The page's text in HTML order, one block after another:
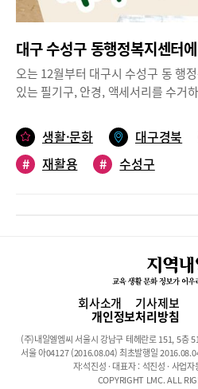
오는 12월부터 대구시 수성구 동 행
있는 필기구, 안경, 액세서리를 수거
‘수성 글로벌 ESD 실천 연대’ 회원들
서 수성 재작실(재활용 작은 실천)이
일 전문가 자문위원과 실천가 자문위
결해 정기적으로 전달해 연계 기부한
“공산품이 귀한 네팔과 인도 동남아
필기구지만 너무나 소중하게 사용하
아하는 모습을 보고 아이디어를 생각
해 연계 기부하기로 했다”고 말했다
대는 지난 2015년 결성돼 2018년 대
록, 현재 140명의 회원들이 활동하고
생활·문화 대구경북
#
재활용 # 수성구
회사소개 기사제보
개인정보처리방침
(주)내일엘엠씨 서울시 강남구 테헤란로 151, 5층
서울 아04127 (2016.08.04) 최초발행일
자:석진성 · 대표자 : 석진성 · 사업
COPYRIGHT LMC. ALL